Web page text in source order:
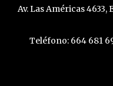
Av. Las Américas 4633,
Teléfono: 664 681